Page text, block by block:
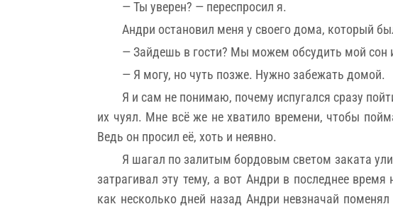
— Ты уверен? — переспросил я.
Андри остановил меня у своего дома, который
— Зайдешь в гости? Мы можем обсудить мой сон
— Я могу, но чуть позже. Нужно забежать домой.
Я и сам не понимаю, почему испугался сразу
их чуял. Мне всё же не хватило времени, чтобы
Ведь он просил её, хоть и неявно.
Я шагал по залитым бордовым светом заката
затрагивал эту тему, а вот Андри в последнее
как несколько дней назад Андри невзначай